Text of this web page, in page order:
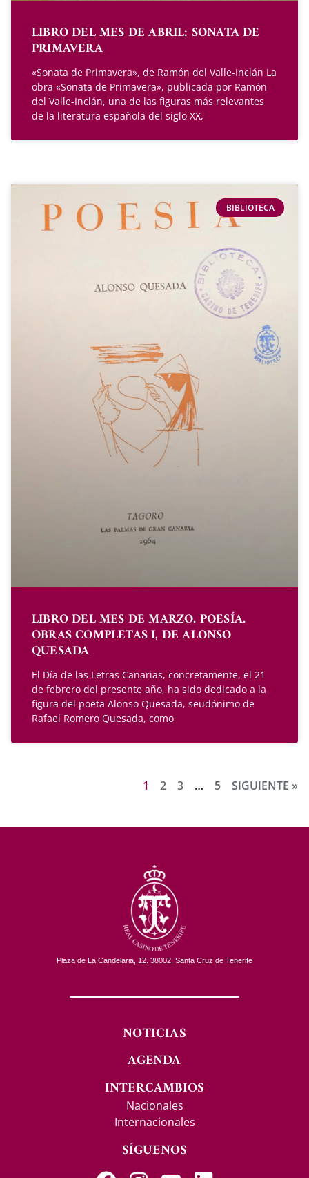
LIBRO DEL MES DE ABRIL: SONATA DE
PRIMAVERA
«Sonata de Primavera», de Ramón del Valle-Inclán La
obra «Sonata de Primavera», publicada por Ramón
del Valle-Inclán, una de las figuras más relevantes
de la literatura española del siglo XX,
BIBLIOTECA
LIBRO DEL MES DE MARZO. POESÍA.
OBRAS COMPLETAS I, DE ALONSO
QUESADA
El Día de las Letras Canarias, concretamente, el 21
de febrero del presente año, ha sido dedicado a la
figura del poeta Alonso Quesada, seudónimo de
Rafael Romero Quesada, como
1 2 3 … 5 SIGUIENTE »
Plaza de La Candelaria, 12. 38002, Santa Cruz de Tenerife
NOTICIAS
AGENDA
INTERCAMBIOS
Nacionales
Internacionales
SÍGUENOS